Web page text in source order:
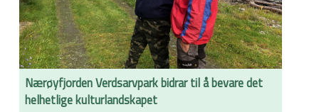
Nærøyfjorden Verdsarvpark bidrar til å bevare det
helhetlige kulturlandskapet